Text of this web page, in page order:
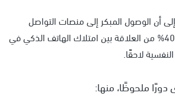
أن الوصول المبكر إلى منصات التواصل
الاجتماعي يفسر حوالي 40% من العلاقة بين امتلاك الهاتف الذكي في
لاحقًا.
ملحوظًا، منها: